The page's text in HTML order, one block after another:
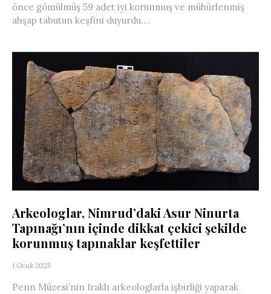
önce gömülmüş 59 adet iyi korunmuş ve mühürlenmiş
ahşap tabutun keşfini duyurdu....
Arkeologlar, Nimrud’daki Asur Ninurta
Tapınağı’nın içinde dikkat çekici şekilde
korunmuş tapınaklar keşfettiler
1 Ocak 2025
Penn Müzesi’nin Iraklı arkeologlarla işbirliği yaparak